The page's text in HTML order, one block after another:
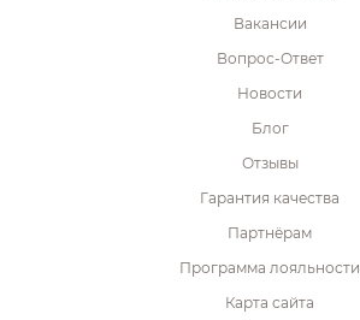
Вакансии
Вопрос-Ответ
Новости
Блог
Отзывы
Гарантия качества
Партнёрам
Программа лояльности
Карта сайта